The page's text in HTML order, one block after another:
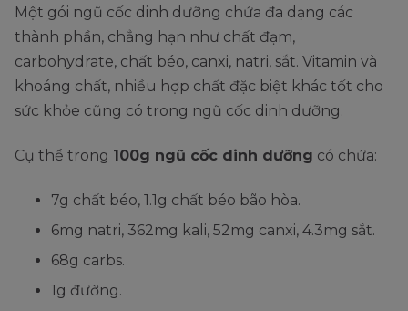
Một gói ngũ cốc dinh dưỡng chứa đa dạng các
thành phần, chẳng hạn như chất đạm,
carbohydrate, chất béo, canxi, natri, sắt. Vitamin và
khoáng chất, nhiều hợp chất đặc biệt khác tốt cho
sức khỏe cũng có trong ngũ cốc dinh dưỡng.
Cụ thể trong 100g ngũ cốc dinh dưỡng có chứa:
7g chất béo, 1.1g chất béo bão hòa.
6mg natri, 362mg kali, 52mg canxi, 4.3mg sắt.
68g carbs.
1g đường.